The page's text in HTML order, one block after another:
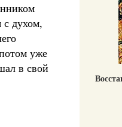
с духом,
уже
в свой